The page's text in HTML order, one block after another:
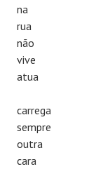
na
rua
não
vive
atua
carrega
sempre
outra
cara